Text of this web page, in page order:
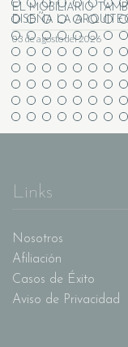
EL MOBILIARIO
DISEÑA LA
03 de agosto del 2026
Links
Nosotros
Afiliación
Casos de Éxito
Aviso de Privacidad